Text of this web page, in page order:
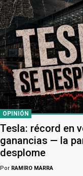
OPINIÓN
Tesla: récord en
ganancias — la
desplome
Por RAMIRO MARRA